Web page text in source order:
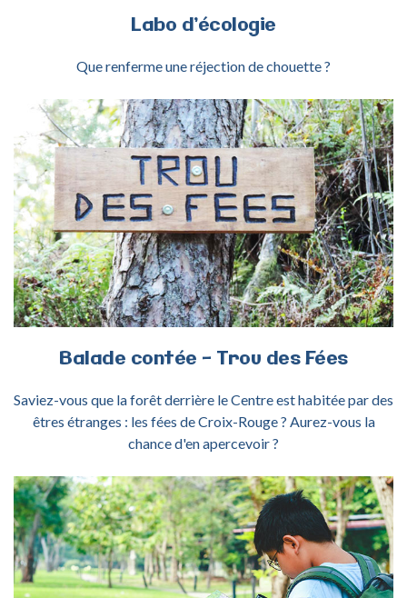
Labo d’écologie
Que renferme une réjection de chouette ?
ACTIVITÉ BALADE TROU DES FÉES
Balade contée - Trou desFées
Saviez-vous que la forêt derrière le Centre est habitée par des
êtres étranges : les fées de Croix-Rouge ? Aurez-vous la
chance d'en apercevoir ?
ACTIVITÉ ORIENTATION CENTRE